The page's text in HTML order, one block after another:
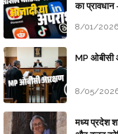
का
8/01/
MP ओबीसी
8/05/2026
मध्य प्रदेश